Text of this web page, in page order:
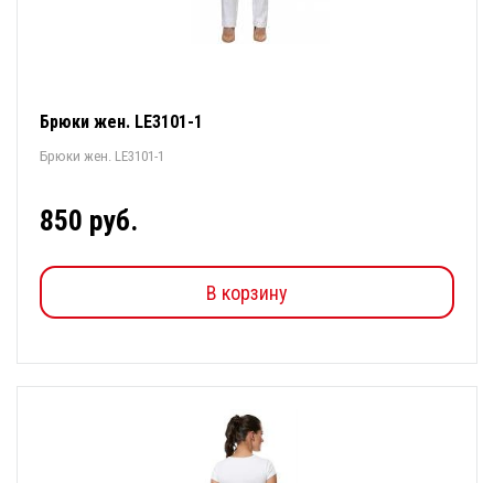
Брюки жен. LE3101-1
Брюки жен. LE3101-1
850 руб.
В корзину